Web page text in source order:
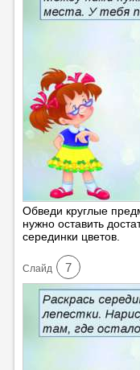
Обведи круглые
нужно оставить
серединки цветов.
Cлайд 7